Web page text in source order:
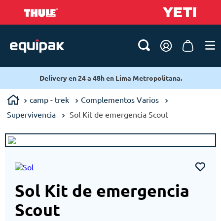
Delivery en 24 a 48h en Lima Metropolitana.
camp - trek
Complementos Varios
Supervivencia
Sol Kit de emergencia Scout
Sol Kit de emergencia
Scout